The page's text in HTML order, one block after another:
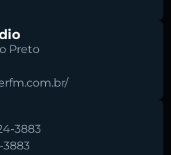
Preto
3883
3883